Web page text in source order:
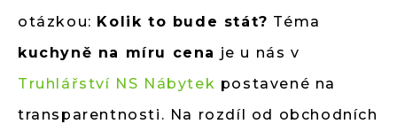
otázkou: Kolik to bude stát? Téma
kuchyně na míru cena je u nás v
Truhlářství NS Nábytek postavené na
transparentnosti. Na rozdíl od obchodních